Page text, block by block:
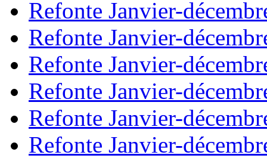
Refonte Janvier-
Refonte Janvier-
Refonte Janvier-
Refonte Janvier-
Refonte Janvier-
Refonte Janvier-